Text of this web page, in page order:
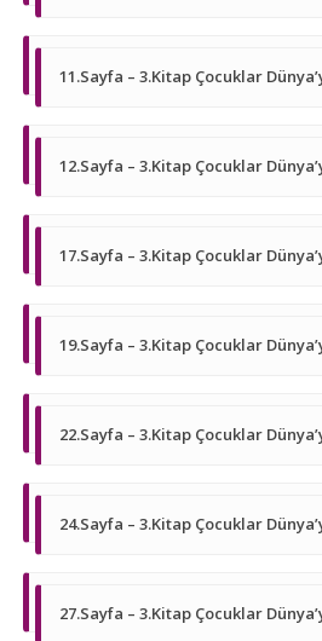
11.Sayfa – 3.Kitap Çocuklar
12.Sayfa – 3.Kitap Çocuklar
17.Sayfa – 3.Kitap Çocuklar
19.Sayfa – 3.Kitap Çocuklar
22.Sayfa – 3.Kitap Çocuklar
24.Sayfa – 3.Kitap Çocuklar
27.Sayfa – 3.Kitap Çocuklar